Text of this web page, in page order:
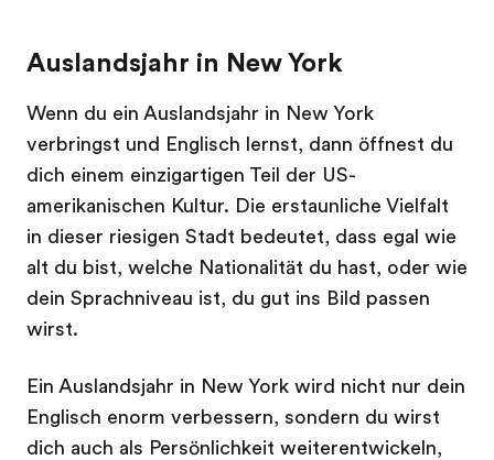
Auslandsjahr in New York
Wenn du ein Auslandsjahr in New York
verbringst und Englisch lernst, dann öffnest du
dich einem einzigartigen Teil der US-
amerikanischen Kultur. Die erstaunliche Vielfalt
in dieser riesigen Stadt bedeutet, dass egal wie
alt du bist, welche Nationalität du hast, oder wie
dein Sprachniveau ist, du gut ins Bild passen
wirst.
Ein Auslandsjahr in New York wird nicht nur dein
Englisch enorm verbessern, sondern du wirst
dich auch als Persönlichkeit weiterentwickeln,